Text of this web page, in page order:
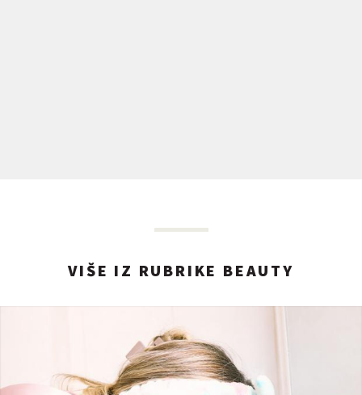
VIŠE IZ RUBRIKE BEAUTY